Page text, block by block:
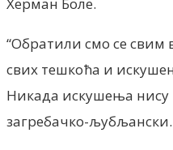
“Обратили смо се свим
свих тешкоћа и
Никада искушења нису
загребачко-љубљански.